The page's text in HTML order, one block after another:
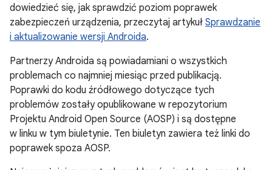
dowiedzieć się, jak sprawdzić poziom poprawek
zabezpieczeń urządzenia, przeczytaj artykuł Sprawdzanie
i aktualizowanie wersji Androida.
Partnerzy Androida są powiadamiani o wszystkich
problemach co najmniej miesiąc przed publikacją.
Poprawki do kodu źródłowego dotyczące tych
problemów zostały opublikowane w repozytorium
Projektu Android Open Source (AOSP) i są dostępne
w linku w tym biuletynie. Ten biuletyn zawiera też linki do
poprawek spoza AOSP.